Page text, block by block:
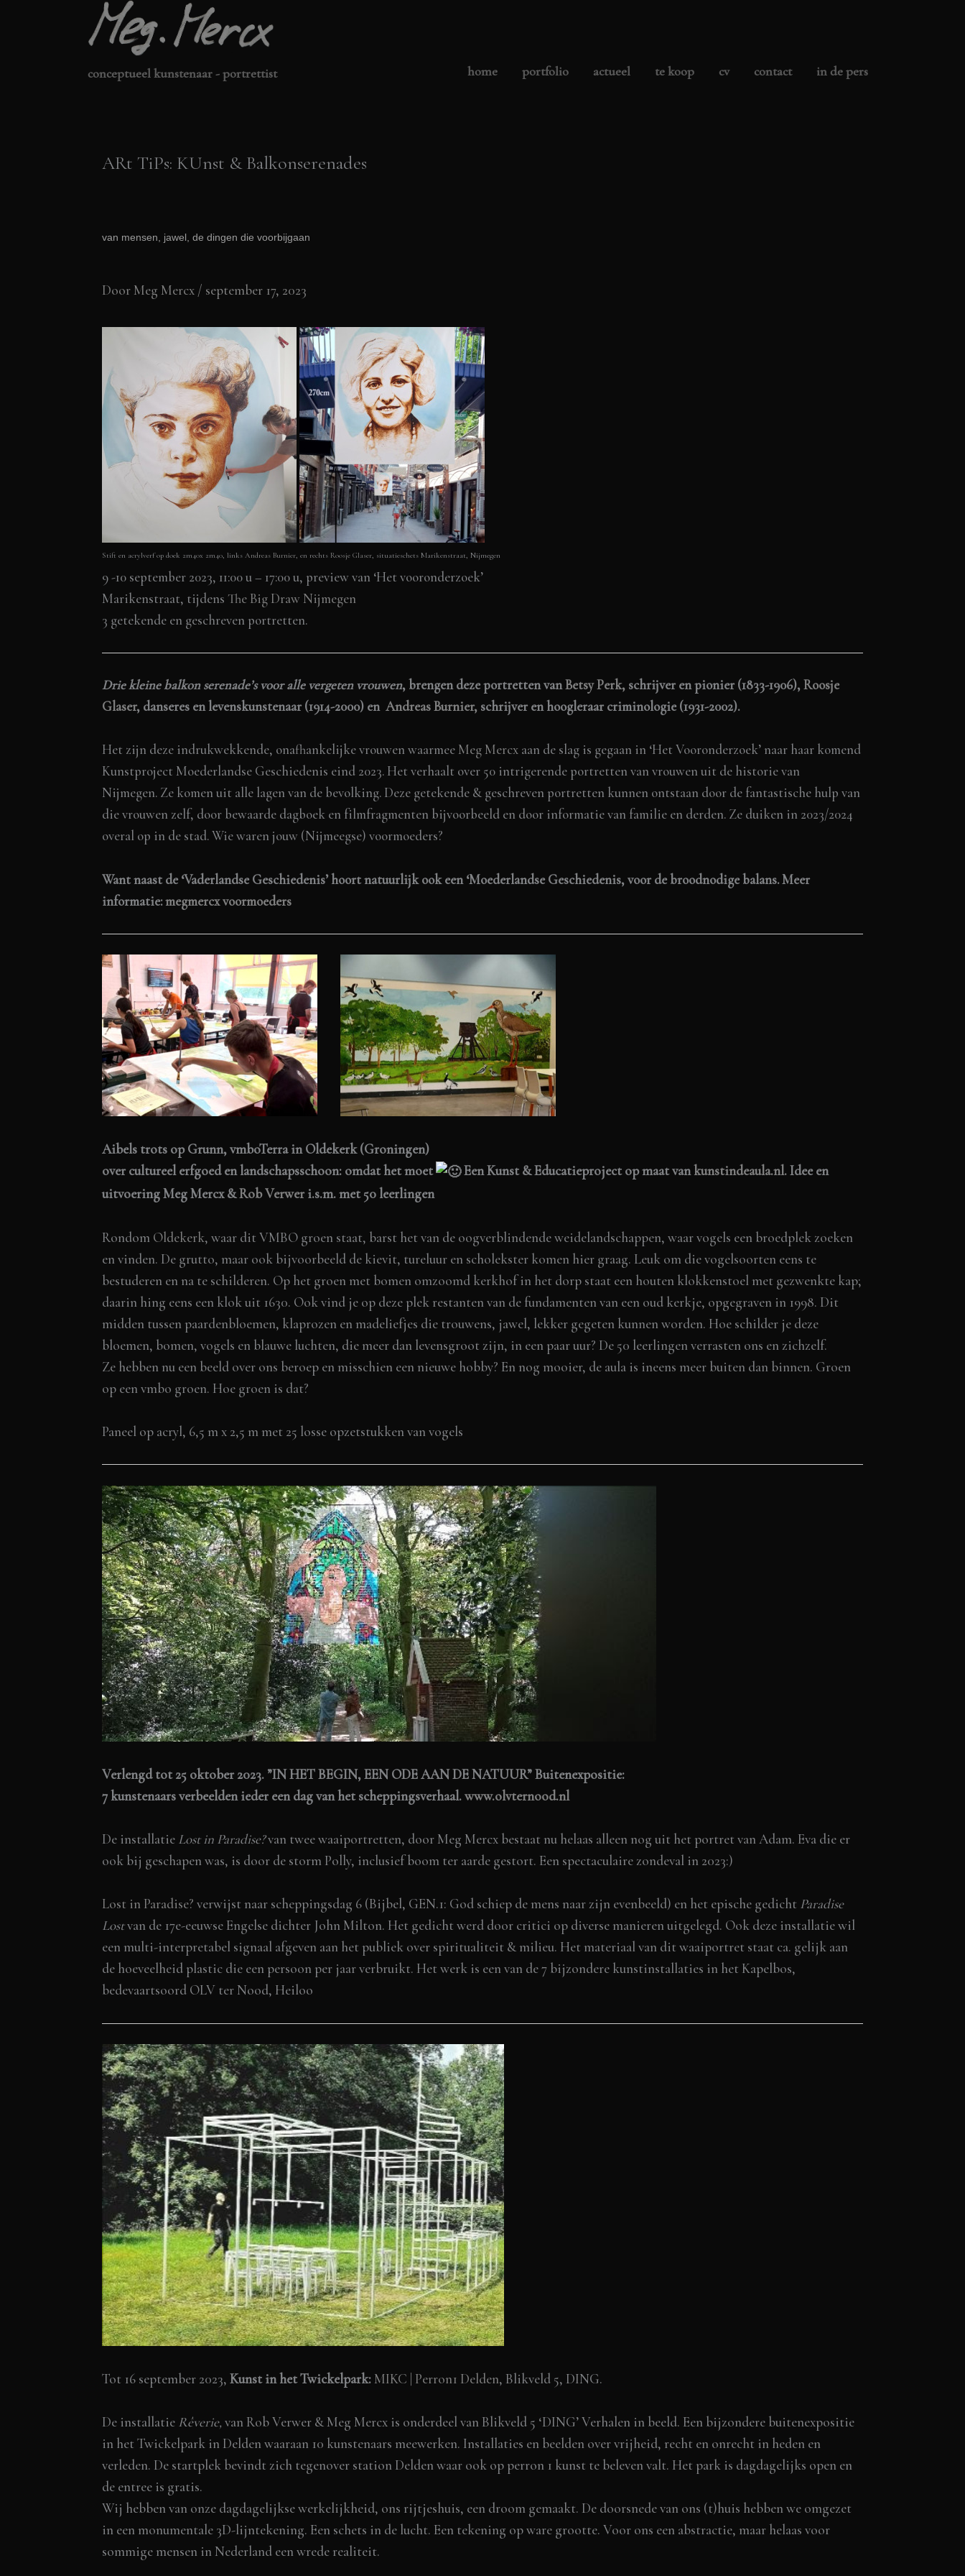
conceptueel kunstenaar - portrettist home portfolio actueel te koop cv contact in de pers
ARt TiPs: KUnst & Balkonserenades
van mensen, jawel, de dingen die voorbijgaan
Door Meg Mercx / september 17, 2023
Stift en acrylverf op doek 2m40x 2m40, links Andreas Burnier, en rechts Roosje Glaser, situatieschets Marikenstraat, Nijmegen
9 -10 september 2023, 11:00 u – 17:00 u, preview van ‘Het vooronderzoek’
Marikenstraat, tijdens The Big Draw Nijmegen
3 getekende en geschreven portretten.
Drie kleine balkon serenade’s voor alle vergeten vrouwen, brengen deze portretten vanBetsy Perk, schrijver en pionier (1833-1906),Roosje
Glaser, danseres en levenskunstenaar (1914-2000) en Andreas Burnier, schrijver en hoogleraar criminologie (1931-2002).
Het zijn deze indrukwekkende, onafhankelijke vrouwen waarmee Meg Mercx aan de slag is gegaan in ‘Het Vooronderzoek’ naar haar komend
Kunstproject Moederlandse Geschiedenis eind 2023. Het verhaalt over 50 intrigerende portretten van vrouwen uit de historie van
Nijmegen. Ze komen uit alle lagen van de bevolking. Deze getekende & geschreven portretten kunnen ontstaan door de fantastische hulp van
die vrouwen zelf, door bewaarde dagboek en filmfragmenten bijvoorbeeld en door informatie van familie en derden. Ze duiken in 2023/2024
overal op in de stad. Wie waren jouw (Nijmeegse) voormoeders?
Want naast de ‘Vaderlandse Geschiedenis’ hoort natuurlijk ook een ‘Moederlandse Geschiedenis, voor debroodnodigebalans. Meer
informatie:megmercx voormoeders
Aibels trots op Grunn, vmboTerra in Oldekerk (Groningen)
over cultureel erfgoed en landschapsschoon: omdat het moet
Een Kunst & Educatieproject op maat vankunstindeaula.nl.Idee en
uitvoering Meg Mercx &Rob Verweri.s.m. met 50 leerlingen
Rondom Oldekerk, waar dit VMBO groen staat, barst het van de oogverblindende weidelandschappen, waar vogels een broedplek zoeken
en vinden. De grutto, maar ook bijvoorbeeld de kievit, tureluur en scholekster komen hier graag. Leuk om die vogelsoorten eens te
bestuderen en na te schilderen. Op het groen met bomen omzoomd kerkhof in het dorp staat een houten klokkenstoel met gezwenkte kap;
daarin hing eens een klok uit 1630. Ook vind je op deze plek restanten van de fundamenten van een oud kerkje, opgegraven in 1998. Dit
midden tussen paardenbloemen, klaprozen en madeliefjes die trouwens, jawel, lekker gegeten kunnen worden. Hoe schilder je deze
bloemen, bomen, vogels en blauwe luchten, die meer dan levensgroot zijn, in een paar uur? De 50 leerlingen verrasten ons en zichzelf.
Ze hebben nu een beeld over ons beroep en misschien een nieuwe hobby? En nog mooier, de aula is ineens meer buiten dan binnen. Groen
op een vmbo groen. Hoe groen is dat?
Paneel op acryl, 6,5 m x 2,5 m met 25 losse opzetstukken van vogels
Verlengd tot 25 oktober 2023. ”IN HET BEGIN, EEN ODE AAN DE NATUUR” Buitenexpositie:
7 kunstenaars verbeelden ieder een dag van het scheppingsverhaal.www.olvternood.nl
De installatie Lost in Paradise?van twee waaiportretten, door Meg Mercx bestaat nu helaas alleen nog uit het portret van Adam. Eva die er
ook bij geschapen was, is door de storm Polly, inclusief boom ter aarde gestort. Een spectaculaire zondeval in 2023:)
Lost in Paradise? verwijst naar scheppingsdag 6 (Bijbel, GEN.1: God schiep de mens naar zijn evenbeeld) en het epische gedicht Paradise
Lostvan de 17e-eeuwse Engelse dichter John Milton. Het gedicht werd door critici op diverse manieren uitgelegd. Ook deze installatie wil
een multi-interpretabel signaal afgeven aan het publiek over spiritualiteit & milieu. Het materiaal van dit waaiportret staat ca. gelijk aan
de hoeveelheid plastic die een persoon per jaar verbruikt. Het werk is een van de 7 bijzondere kunstinstallaties in het Kapelbos,
bedevaartsoord OLV ter Nood, Heiloo
Tot 16 september 2023, Kunst in het Twickelpark: MIKC | Perron1 Delden, Blikveld 5, DING.
De installatie Rêverie,van Rob Verwer & Meg Mercx is onderdeel van Blikveld 5 ‘DING’ Verhalen in beeld. Een bijzondere buitenexpositie
in het Twickelpark in Delden waaraan 10 kunstenaars meewerken. Installaties en beelden over vrijheid, recht en onrecht in heden en
verleden. De startplek bevindt zich tegenover station Delden waar ook op perron 1 kunst te beleven valt. Het park is dagdagelijks open en
de entree is gratis.
Wij hebben van onze dagdagelijkse werkelijkheid, ons rijtjeshuis, een droom gemaakt. De doorsnede van ons (t)huis hebben we omgezet
in een monumentale 3D-lijntekening. Een schets in de lucht. Een tekening op ware grootte. Voor ons een abstractie, maar helaas voor
sommige mensen in Nederland een wrede realiteit.